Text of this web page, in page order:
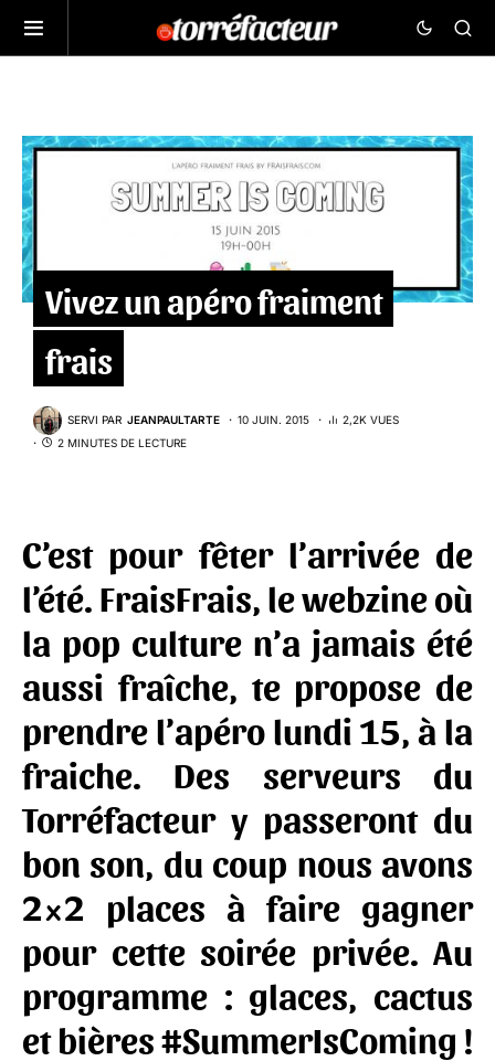
Vivez un apéro fraiment
frais
SERVI PAR JEANPAULTARTE 10 JUIN. 2015
2,2K VUES
2 MINUTES DE LECTURE
C’est pour fêter l’arrivée de
l’été. FraisFrais, le webzine où
la pop culture n’a jamais été
aussi fraîche, te propose de
prendre l’apéro lundi 15, à la
fraiche. Des serveurs du
Torréfacteur y passeront du
bon son, du coup nous avons
2×2 places à faire gagner
pour cette soirée privée. Au
programme : glaces, cactus
et bières #SummerIsComing !